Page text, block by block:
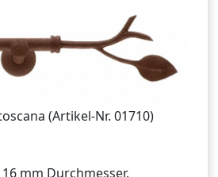
(Artikel-Nr. 01710)
mm Durchmesser,